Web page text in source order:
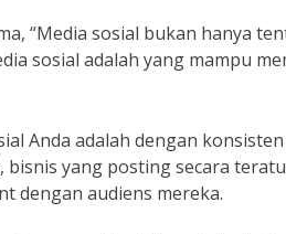
“Media sosial bukan hanya
sosial adalah yang mampu
Anda adalah dengan
yang posting secara
dengan audiens mereka.